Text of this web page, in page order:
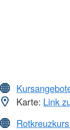
Karte: Link